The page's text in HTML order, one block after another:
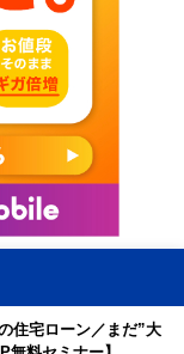
住宅ローン／まだ”大